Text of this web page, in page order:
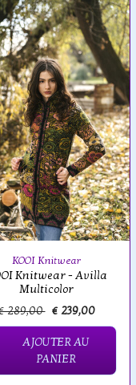
KOOI Knitwear
Knitwear - Avilla
Multicolor
289,00 € 239,00
AJOUTER AU
PANIER